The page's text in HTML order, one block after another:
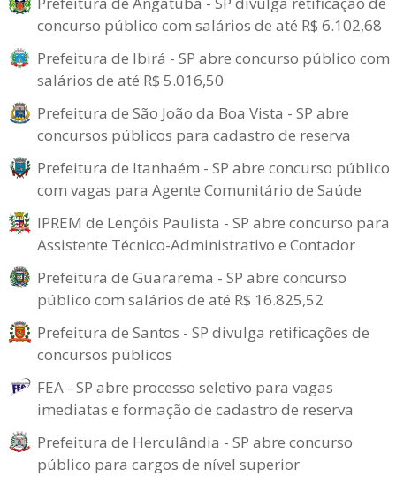
concurso público com salários de até R$ 6.102,68
Prefeitura de Ibirá - SP abre concurso público com
salários de até R$ 5.016,50
Prefeitura de São João da Boa Vista - SP abre
concursos públicos para cadastro de reserva
Prefeitura de Itanhaém - SP abre concurso público
com vagas para Agente Comunitário de Saúde
IPREM de Lençóis Paulista - SP abre concurso para
Assistente Técnico-Administrativo e Contador
Prefeitura de Guararema - SP abre concurso
público com salários de até R$ 16.825,52
Prefeitura de Santos - SP divulga retificações de
concursos públicos
FEA - SP abre processo seletivo para vagas
imediatas e formação de cadastro de reserva
Prefeitura de Herculândia - SP abre concurso
público para cargos de nível superior